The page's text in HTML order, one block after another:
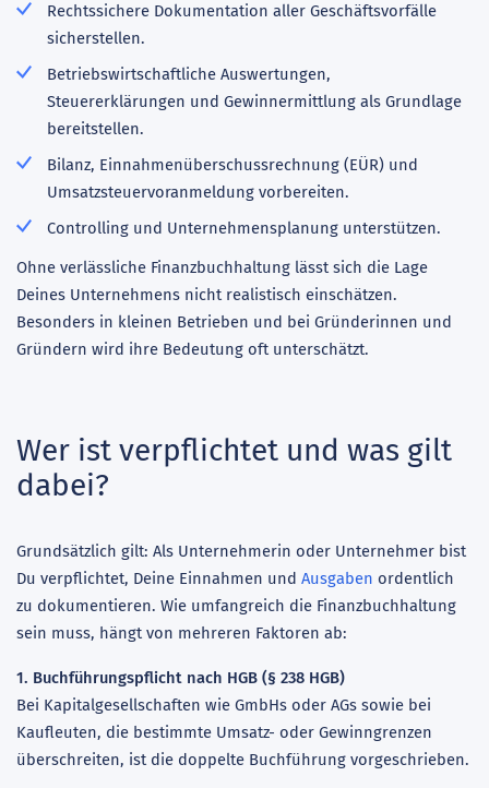
Rechtssichere Dokumentation aller Geschäftsvorfälle
sicherstellen.
Betriebswirtschaftliche Auswertungen,
Steuererklärungen und Gewinnermittlung als Grundlage
bereitstellen.
Bilanz, Einnahmenüberschussrechnung (EÜR) und
Umsatzsteuervoranmeldung vorbereiten.
Controlling und Unternehmensplanung unterstützen.
Ohne verlässliche Finanzbuchhaltung lässt sich die Lage
Deines Unternehmens nicht realistisch einschätzen.
Besonders in kleinen Betrieben und bei Gründerinnen und
Gründern wird ihre Bedeutung oft unterschätzt.
Wer ist verpflichtet und was gilt
dabei?
Grundsätzlich gilt: Als Unternehmerin oder Unternehmer bist
Du verpflichtet, Deine Einnahmen und Ausgaben ordentlich
zu dokumentieren. Wie umfangreich die Finanzbuchhaltung
sein muss, hängt von mehreren Faktoren ab:
1. Buchführungspflicht nach HGB (§ 238 HGB)
Bei Kapitalgesellschaften wie GmbHs oder AGs sowie bei
Kaufleuten, die bestimmte Umsatz- oder Gewinngrenzen
überschreiten, ist die doppelte Buchführung vorgeschrieben.